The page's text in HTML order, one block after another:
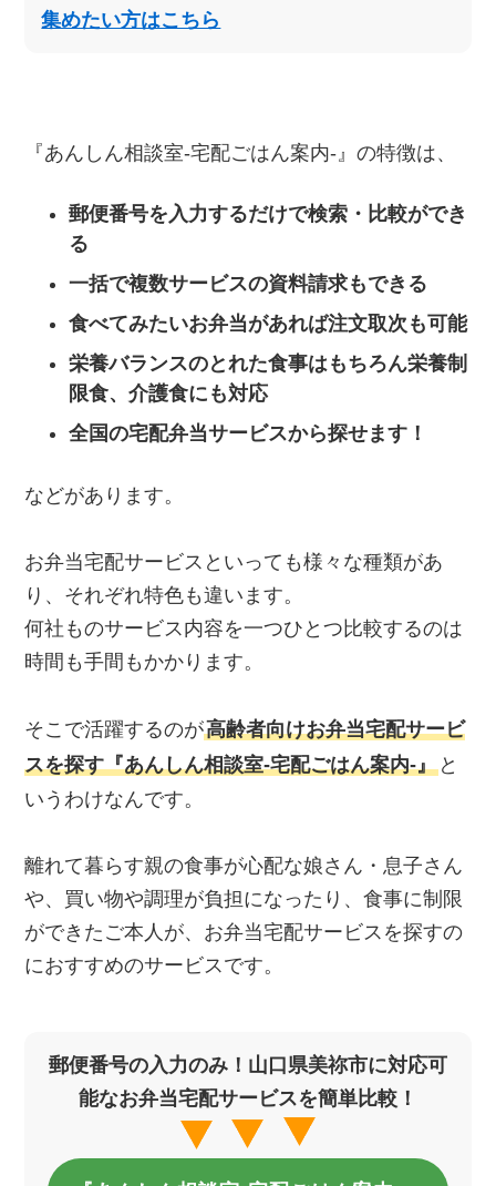
集めたい方はこちら
『あんしん相談室‐宅配ごはん案内‐』の特徴は、
郵便番号を入力するだけで検索・比較ができ
る
一括で複数サービスの資料請求もできる
食べてみたいお弁当があれば注文取次も可能
栄養バランスのとれた食事はもちろん栄養制
限食、介護食にも対応
全国の宅配弁当サービスから探せます！
などがあります。
お弁当宅配サービスといっても様々な種類があ
り、それぞれ特色も違います。
何社ものサービス内容を一つひとつ比較するのは
時間も手間もかかります。
そこで活躍するのが高齢者向けお弁当宅配サービ
スを探す『あんしん相談室‐宅配ごはん案内‐』 と
いうわけなんです。
離れて暮らす親の食事が心配な娘さん・息子さん
や、買い物や調理が負担になったり、食事に制限
ができたご本人が、お弁当宅配サービスを探すの
におすすめのサービスです。
郵便番号の入力のみ！山口県美祢市に対応可
能なお弁当宅配サービスを簡単比較！